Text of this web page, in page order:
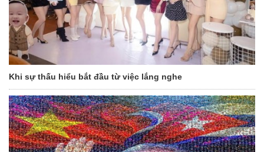
Khi sự thấu hiểu bắt đầu từ việc lắng nghe